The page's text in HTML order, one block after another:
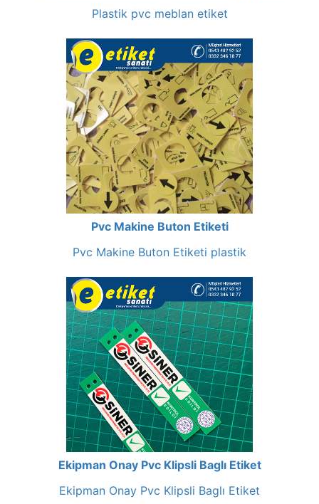
Plastik pvc meblan etiket
Pvc Makine Buton Etiketi
Pvc Makine Buton Etiketi plastik
Ekipman Onay Pvc Klipsli Baglı Etiket
Ekipman Onay Pvc Klipsli Baglı Etiket